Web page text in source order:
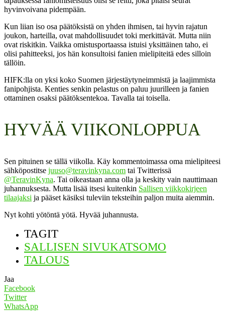
hyvinvoivana pidempään.
Kun liian iso osa päätöksistä on yhden ihmisen, tai hyvin rajatun
joukon, harteilla, ovat mahdollisuudet toki merkittävät. Mutta niin
ovat riskitkin. Vaikka omistusportaassa istuisi yksittäinen taho, ei
olisi pahitteeksi, jos hän konsultoisi fanien mielipiteitä edes silloin
tällöin.
HIFK:lla on yksi koko Suomen järjestäytyneimmistä ja laajimmista
fanipohjista. Kenties senkin pelastus on paluu juurilleen ja fanien
ottaminen osaksi päätöksentekoa. Tavalla tai toisella.
HYVÄÄ VIIKONLOPPUA
Sen pituinen se tällä viikolla. Käy kommentoimassa oma mielipiteesi
sähköpostitse juuso@teravinkyna.com tai Twitterissä
@TeravinKyna. Tai oikeastaan anna olla ja keskity vain nauttimaan
juhannuksesta. Mutta lisää itsesi kuitenkin Sallisen viikkokirjeen
tilaajaksi ja pääset käsiksi tuleviin teksteihin paljon muita aiemmin.
Nyt kohti yötöntä yötä. Hyvää juhannusta.
TAGIT
SALLISEN SIVUKATSOMO
TALOUS
Jaa
Facebook
Twitter
WhatsApp